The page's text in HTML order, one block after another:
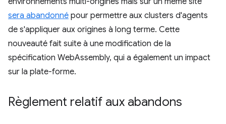
sera abandonné pour permettre aux clusters d'agents
de s'appliquer aux origines à long terme. Cette
nouveauté fait suite à une modification de la
spécification WebAssembly, qui a également un impact
sur la plate-forme.
Règlement relatif aux abandons